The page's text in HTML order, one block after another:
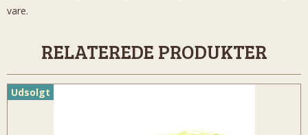
vare.
RELATEREDE PRODUKTER
Udsolgt